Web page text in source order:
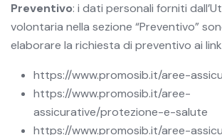
Preventivo: i dati personali forniti
volontaria nella sezione “Preventivo”
elaborare la richiesta di preventivo ai
https://www.promosib.it/aree-
https://www.promosib.it/aree-
assicurative/protezione-e-salute
https://www.promosib.it/aree-